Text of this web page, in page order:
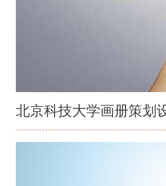
北京科技大学画册策划